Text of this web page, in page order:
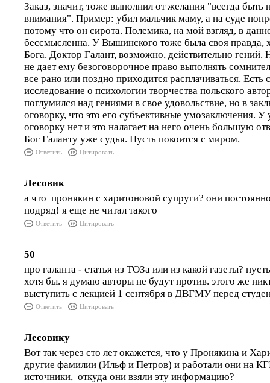
Заказ, значит, тоже выполнил от желания "всегда быть
внимания". Пример: убил мальчик маму, а на суде
потому что он сирота. Полемика, на мой взгляд, в
бессмысленна. У Вышинского тоже была своя правда,
Бога. Доктор Галант, возможно, действительно гений.
не дает ему безоговорочное право выполнять
все рано или поздно приходится расплачиваться. Есть
исследование о психологии творчества польского
поглумился над гениями в свое удовольствие, но в
оговорку, что это его субъективные умозаключения. У
оговорку нет и это налагает на него очень большую
Бог Галанту уже судья. Пусть покоится с миром.
Ответить Цитировать
Лесовик
а что пронякин с харитоновой супруги? они
подряд! я еще не читал такого
Ответить Цитировать
50
про галанта - статья из ТОЗа или из какой газеты?
хотя бы. я думаю авторы не будут против. этого же
выступить с лекцией 1 сентября в ДВГМУ перед
Ответить Цитировать
Лесовику
Вот так через сто лет окажется, что у Пронякина и
другие фамилии (Ильф и Петров) и работали они на
источники, откуда они взяли эту информацию?